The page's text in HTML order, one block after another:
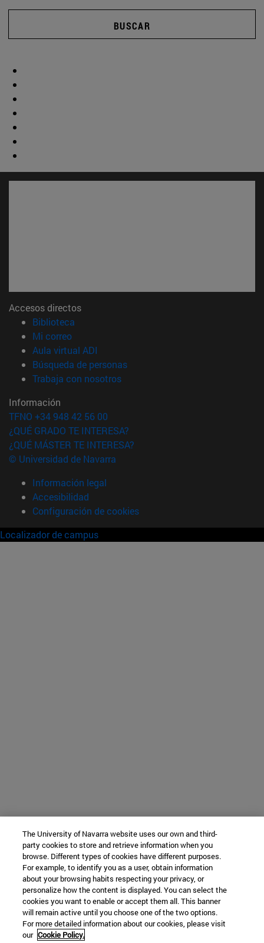
BUSCAR
Accesos directos
Biblioteca
Mi correo(abre en nueva ventana)
Aula virtual ADI
Búsqueda de personas(abre en nueva ventana)
Trabaja con nosotros(abre en nueva ventana)
Información
TFNO +34 948 42 56 00
¿QUÉ GRADO TE INTERESA?
¿QUÉ MÁSTER TE INTERESA?
© Universidad de Navarra
Información legal
Accesibilidad
Configuración de cookies
Localizador de campus
The University of Navarra website uses our own and third-
party cookies to store and retrieve information when you
browse. Different types of cookies have different purposes.
For example, to identify you as a user, obtain information
about your browsing habits respecting your privacy, or
personalize how the content is displayed. You can select the
cookies you want to enable or accept them all. This banner
will remain active until you choose one of the two options.
For more detailed information about our cookies, please visit
our Cookie Policy.